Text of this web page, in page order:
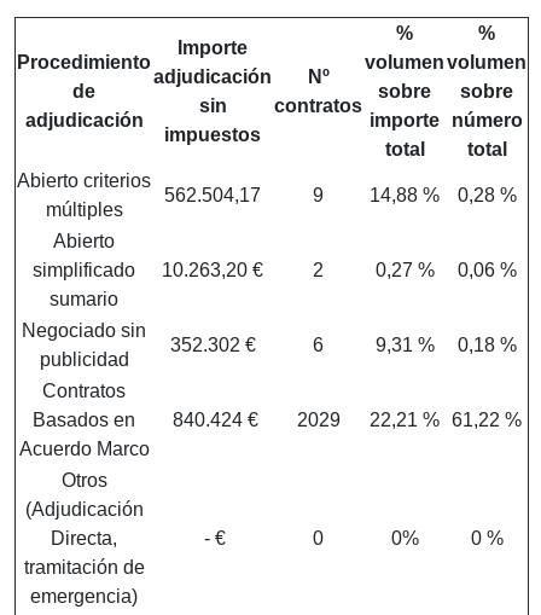
Procedimiento
de
adjudicación
Importe
adjudicación
sin
impuestos
Nº
contratos
%
volumen
sobre
importe
total
%
volumen
sobre
número
total
Abierto criterios
múltiples
562.504,17 9 14,88 % 0,28 %
Abierto
simplificado
sumario
10.263,20 € 2 0,27 % 0,06 %
Negociado sin
publicidad
352.302 € 6 9,31 % 0,18 %
Contratos
Basados en
Acuerdo Marco
840.424 € 2029 22,21 % 61,22 %
Otros
(Adjudicación
Directa,
tramitación de
emergencia)
- € 0 0% 0 %